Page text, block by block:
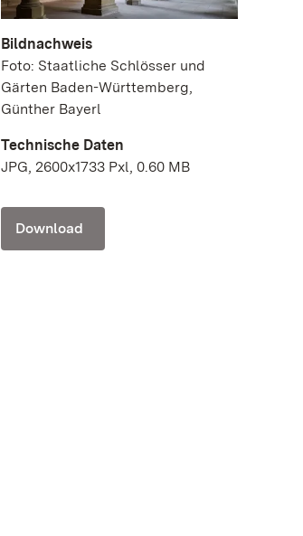
Bildnachweis
Foto: Staatliche Schlösser und
Gärten Baden-Württemberg,
Günther Bayerl
Technische Daten
JPG, 2600x1733 Pxl, 0.60 MB
Download